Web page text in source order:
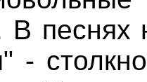
В песнях
-